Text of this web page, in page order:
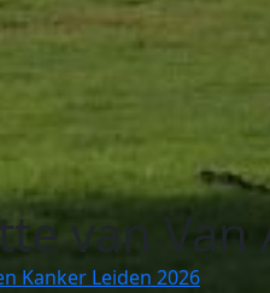
van Van
Kanker Leiden 2026